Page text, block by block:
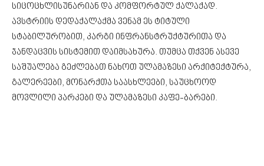
სიცოცხლისუნარიან და კომფორტულ ქალაქად.
ავსტრიის დედაქალაქმა ვენამ ეს ტიტული
სტაბილურობით, კარგი ინფრანსტრუქტურითა და
ჯანდაცვის სისტემით დაიმსახურა. თუმცა თქვენ ასევე
საშუალება გეძლებათ ნახოთ ულამაზესი არქიტექტურა,
გალერეები, მონარქთა საასხლეები, საუცხოოდ
მოვლილი პარკები და ულამაზესი კაფე-ბარები.